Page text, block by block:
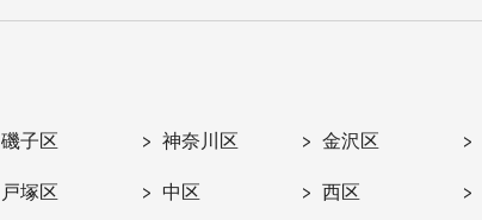
磯子区 神奈川区 金沢区
戸塚区 中区 西区